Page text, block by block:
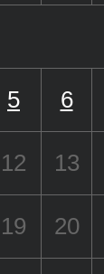
5 6
12 13
19 20